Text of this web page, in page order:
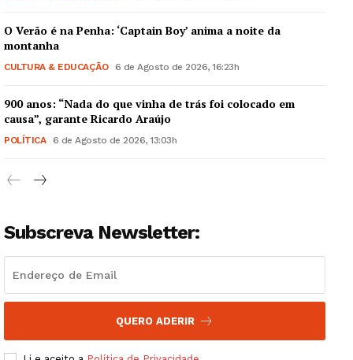
Guimarães, agora!
Institucional
Artigos
Edição Digital
Grande Entrevista
O Verão é na Penha: ‘Captain Boy’ anima a noite da
montanha
CULTURA & EDUCAÇÃO 6 de Agosto de 2026, 16:23h
900 anos: “Nada do que vinha de trás foi colocado em
causa”, garante Ricardo Araújo
POLÍTICA 6 de Agosto de 2026, 13:03h
Subscreva Newsletter:
QUERO ADERIR